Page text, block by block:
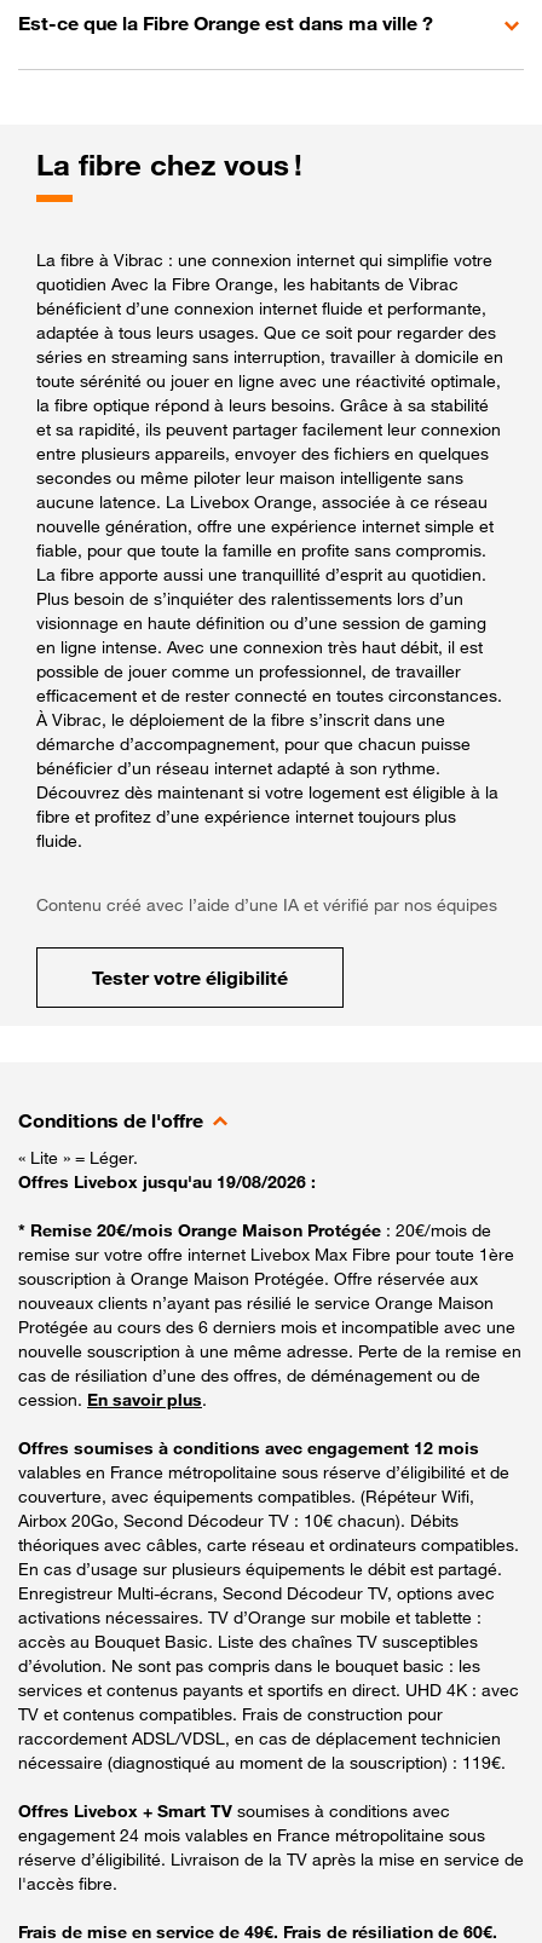
Est-ce que la Fibre Orange est dans ma ville ?
La fibre chez vous !
La fibre à Vibrac : une connexion internet qui simplifie votre
quotidien Avec la Fibre Orange, les habitants de Vibrac
bénéficient d’une connexion internet fluide et performante,
adaptée à tous leurs usages. Que ce soit pour regarder des
séries en streaming sans interruption, travailler à domicile en
toute sérénité ou jouer en ligne avec une réactivité optimale,
la fibre optique répond à leurs besoins. Grâce à sa stabilité
et sa rapidité, ils peuvent partager facilement leur connexion
entre plusieurs appareils, envoyer des fichiers en quelques
secondes ou même piloter leur maison intelligente sans
aucune latence. La Livebox Orange, associée à ce réseau
nouvelle génération, offre une expérience internet simple et
fiable, pour que toute la famille en profite sans compromis.
La fibre apporte aussi une tranquillité d’esprit au quotidien.
Plus besoin de s’inquiéter des ralentissements lors d’un
visionnage en haute définition ou d’une session de gaming
en ligne intense. Avec une connexion très haut débit, il est
possible de jouer comme un professionnel, de travailler
efficacement et de rester connecté en toutes circonstances.
À Vibrac, le déploiement de la fibre s’inscrit dans une
démarche d’accompagnement, pour que chacun puisse
bénéficier d’un réseau internet adapté à son rythme.
Découvrez dès maintenant si votre logement est éligible à la
fibre et profitez d’une expérience internet toujours plus
fluide.
Contenu créé avec l’aide d’une IA et vérifié par nos équipes
Tester votre éligibilité
Conditions de l'offre
« Lite » = Léger.
Offres Livebox jusqu'au 19/08/2026 :
* Remise 20€/mois Orange Maison Protégée : 20€/mois de
remise sur votre offre internet Livebox Max Fibre pour toute 1ère
souscription à Orange Maison Protégée. Offre réservée aux
nouveaux clients n’ayant pas résilié le service Orange Maison
Protégée au cours des 6 derniers mois et incompatible avec une
nouvelle souscription à une même adresse. Perte de la remise en
cas de résiliation d’une des offres, de déménagement ou de
cession. En savoir plus.
Offres soumises à conditions avec engagement 12 mois
valables en France métropolitaine sous réserve d’éligibilité et de
couverture, avec équipements compatibles. (Répéteur Wifi,
Airbox 20Go, Second Décodeur TV : 10€ chacun). Débits
théoriques avec câbles, carte réseau et ordinateurs compatibles.
En cas d’usage sur plusieurs équipements le débit est partagé.
Enregistreur Multi-écrans, Second Décodeur TV, options avec
activations nécessaires. TV d’Orange sur mobile et tablette :
accès au Bouquet Basic. Liste des chaînes TV susceptibles
d’évolution. Ne sont pas compris dans le bouquet basic : les
services et contenus payants et sportifs en direct. UHD 4K : avec
TV et contenus compatibles. Frais de construction pour
raccordement ADSL/VDSL, en cas de déplacement technicien
nécessaire (diagnostiqué au moment de la souscription) : 119€.
Offres Livebox + Smart TV soumises à conditions avec
engagement 24 mois valables en France métropolitaine sous
réserve d’éligibilité. Livraison de la TV après la mise en service de
l'accès fibre.
Frais de mise en service de 49€. Frais de résiliation de 60€.